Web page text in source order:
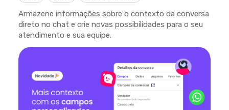
Armazene informações sobre o contexto da conversa
direto no chat e crie novas possibilidades para o seu
atendimento e sua equipe.